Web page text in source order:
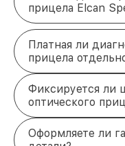
прицела Elcan
Платная ли
прицела
Фиксируется ли
оптического
Оформляете ли